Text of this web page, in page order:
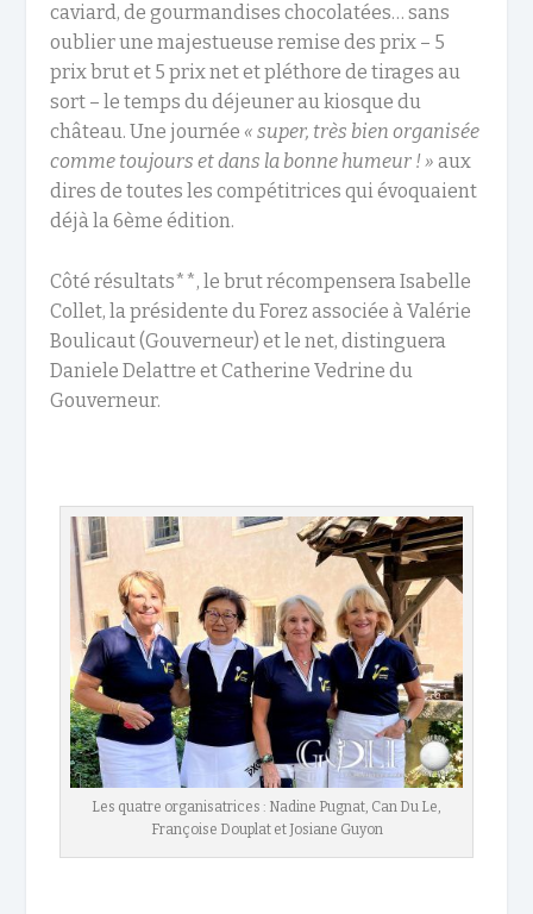
caviard, de gourmandises chocolatées… sans
oublier une majestueuse remise des prix – 5
prix brut et 5 prix net et pléthore de tirages au
sort – le temps du déjeuner au kiosque du
château. Une journée « super, très bien organisée
comme toujours et dans la bonne humeur ! »aux
dires de toutes les compétitrices qui évoquaient
déjà la 6ème édition.
Côté résultats**, le brut récompensera Isabelle
Collet, la présidente du Forez associée à Valérie
Boulicaut (Gouverneur) et le net, distinguera
Daniele Delattre et Catherine Vedrine du
Gouverneur.
Les quatre organisatrices : Nadine Pugnat, Can Du Le,
Françoise Douplat et Josiane Guyon